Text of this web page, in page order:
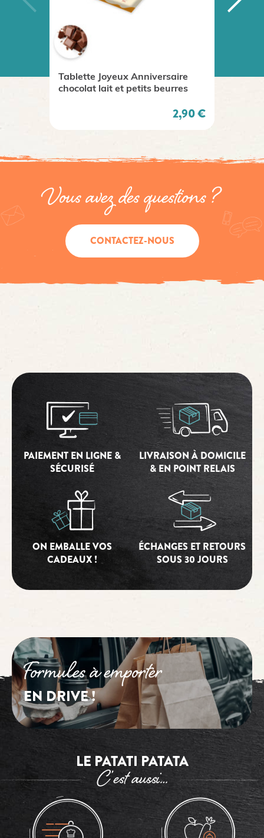
Tablette Joyeux Anniversaire
chocolat lait et petits beurres
Prix
2,90 €
Les
Vous avez des questions ?
CONTACTEZ-NOUS
PAIEMENT EN LIGNE &
SÉCURISÉ
LIVRAISON À DOMICILE
& EN POINT RELAIS
ON EMBALLE VOS
CADEAUX !
ÉCHANGES ET RETOURS
SOUS 30 JOURS
Formules à emporter
EN DRIVE !
LE PATATI PATATA
C’est aussi…